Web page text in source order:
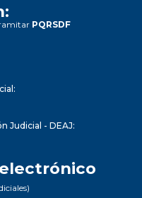
PQRSDF
Judicial - DEAJ: